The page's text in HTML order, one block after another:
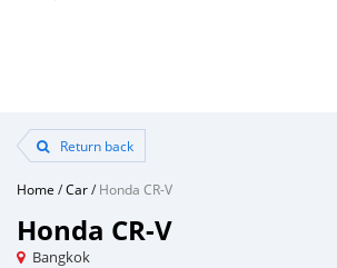
Return back
Home /Car/Honda CR-V
Honda CR-V
Bangkok